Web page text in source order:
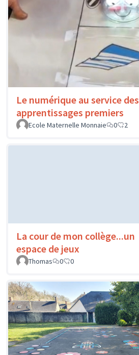
Le numérique au service des
apprentissages premiers
Ecole Maternelle Monnaie
0 2
La cour de mon collège...un
espace de jeux
Thomas
0 0